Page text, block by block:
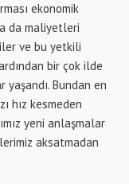
ekonomik
da maliyetleri
ve bu yetkili
bir çok ilde
yaşandı. Bundan en
hız kesmeden
yeni anlaşmalar
aksatmadan